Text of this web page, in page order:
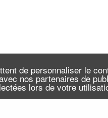
de personnaliser le
nos partenaires de
lors de votre